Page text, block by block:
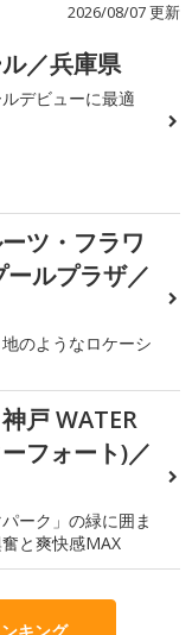
2026/08/07 更新
／兵庫県
デビューに最適
ツ・フラワ
ルプラザ／
のようなロケーシ
戸 WATER
フォート)／
ーク」の緑に囲ま
と爽快感MAX
キング